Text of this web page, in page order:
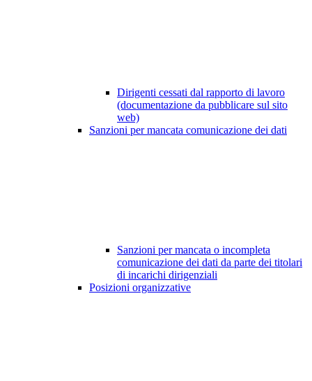
Dirigenti cessati dal rapporto di lavoro
(documentazione da pubblicare sul sito
web)
Sanzioni per mancata comunicazione dei dati
Sanzioni per mancata o incompleta
comunicazione dei dati da parte dei titolari
di incarichi dirigenziali
Posizioni organizzative